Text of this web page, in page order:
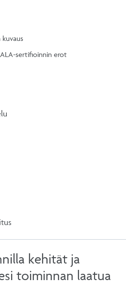
sertifioinnin erot
kehität ja
toiminnan laatua